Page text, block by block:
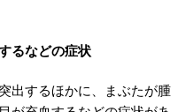
るなどの症状
出するほかに、まぶたが腫